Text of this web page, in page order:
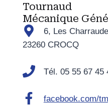
Tournaud
Mécanique
6, Les
23260 CROCQ
Tél. 05 55 67 45
facebook.com/